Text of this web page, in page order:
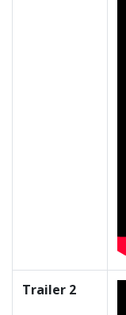
Trailer 2